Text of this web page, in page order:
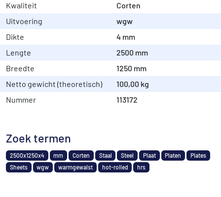
Kwaliteit
Corten
Uitvoering
wgw
Dikte
4 mm
Lengte
2500 mm
Breedte
1250 mm
Netto gewicht (theoretisch)
100,00 kg
Nummer
113172
Zoek termen
2500x1250x4 mm Corten Staal Steel Plaat Platen
Plates
Sheets
wgw warmgewalst hot-rolled hrs